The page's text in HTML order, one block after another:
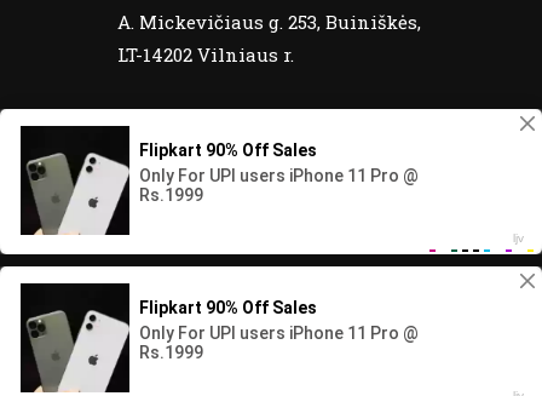
A. Mickevičiaus g. 253, Buiniškės,
LT-14202 Vilniaus r.
© 2020 Meatos yra registruotas prekinis
ženklas. Visos teisės saugomos.